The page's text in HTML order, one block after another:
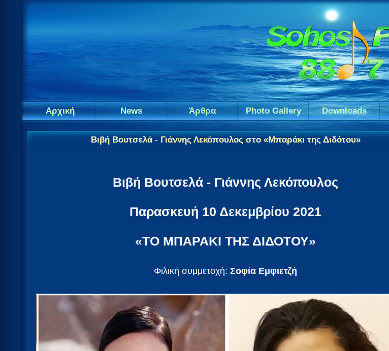
Αρχική News Άρθρα Photo Gallery Downloads
Βιβή Βουτσελά - Γιάννης Λεκόπουλος στο «Μπαράκι της Διδότου»
Βιβή Βουτσελά - Γιάννης Λεκόπουλος
Παρασκευή 10 Δεκεμβρίου 2021
«ΤΟ ΜΠΑΡΑΚΙ ΤΗΣ ΔΙΔΟΤΟΥ»
Φιλική συμμετοχή: Σοφία Εμφιετζή